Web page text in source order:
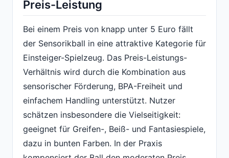
Preis-Leistung
Bei einem Preis von knapp unter 5 Euro fällt
der Sensorikball in eine attraktive Kategorie für
Einsteiger-Spielzeug. Das Preis-Leistungs-
Verhältnis wird durch die Kombination aus
sensorischer Förderung, BPA-Freiheit und
einfachem Handling unterstützt. Nutzer
schätzen insbesondere die Vielseitigkeit:
geeignet für Greifen-, Beiß- und Fantasiespiele,
dazu in bunten Farben. In der Praxis